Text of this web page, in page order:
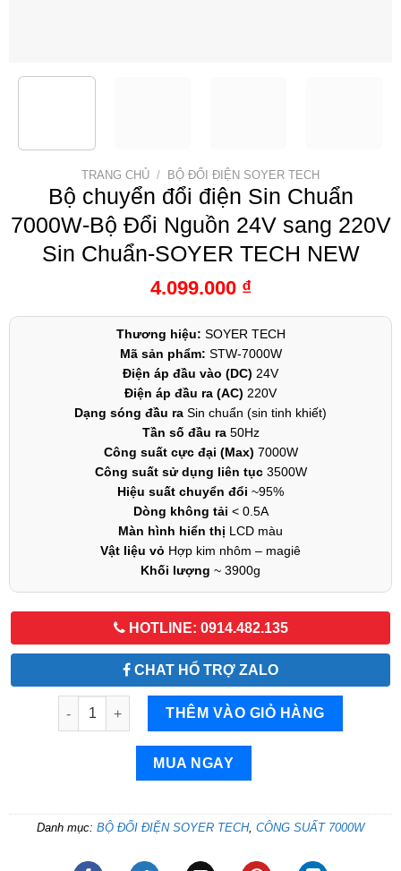
TRANG CHỦ / BỘ ĐỔI ĐIỆN SOYER TECH
Bộ chuyển đổi điện Sin Chuẩn
7000W-Bộ Đổi Nguồn 24V sang 220V
Sin Chuẩn-SOYER TECH NEW
4.099.000 ₫
Thương hiệu: SOYER TECH
Mã sản phẩm: STW-7000W
Điện áp đầu vào (DC) 24V
Điện áp đầu ra (AC) 220V
Dạng sóng đầu ra Sin chuẩn (sin tinh khiết)
Tần số đầu ra50Hz
Công suất cực đại (Max) 7000W
Công suất sử dụng liên tục3500W
Hiệu suất chuyển đổi ~95%
Dòng không tải < 0.5A
Màn hình hiển thị LCD màu
Vật liệu vỏ Hợp kim nhôm – magiê
Khối lượng ~ 3900g
HOTLINE: 0914.482.135
CHAT HỔ TRỢ ZALO
Bộ chuyển đổi điện Sin Chuẩn 7000W-Bộ Đổi Nguồn
THÊM VÀO GIỎ HÀNG
MUA NGAY
Danh mục: BỘ ĐỔI ĐIỆN SOYER TECH, CÔNG SUẤT 7000W